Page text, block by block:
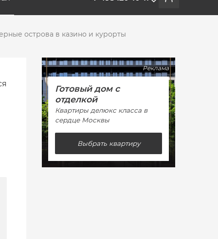
Войти
Избранное
острова в казино и курорты
Реклама
Готовый дом с
отделкой
Квартиры делюкс класса в
сердце Москвы
Выбрать квартиру